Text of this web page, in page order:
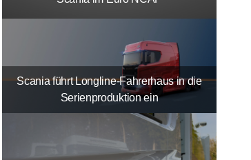
Scania führt Longline-Fahrerhaus in die
Serienproduktion ein